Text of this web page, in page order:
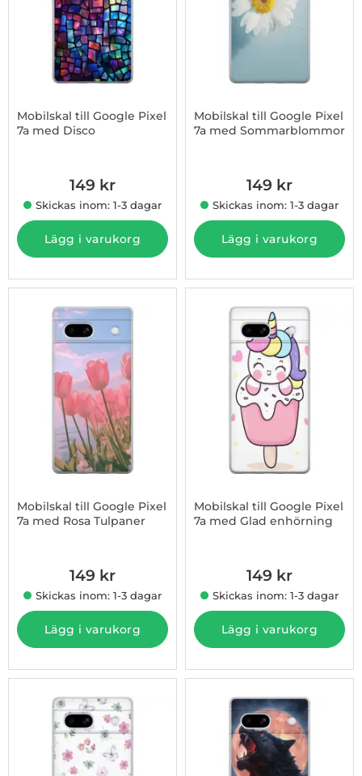
Mobilskal till Google Pixel
7a med Disco
149 kr
Skickas inom: 1-3 dagar
Lägg i varukorg
Mobilskal till Google Pixel
7a med Sommarblommor
149 kr
Skickas inom: 1-3 dagar
Lägg i varukorg
Mobilskal till Google Pixel
7a med Rosa Tulpaner
149 kr
Skickas inom: 1-3 dagar
Lägg i varukorg
Mobilskal till Google Pixel
7a med Glad enhörning
149 kr
Skickas inom: 1-3 dagar
Lägg i varukorg